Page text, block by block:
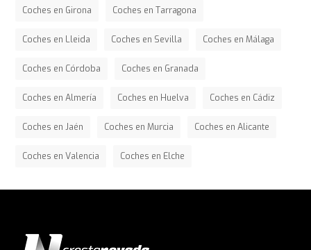
Coches en Girona Coches en Tarragona
Coches en Lleida Coches en Sevilla Coches en Málaga
Coches en Córdoba Coches en Granada
Coches en Almería Coches en Huelva Coches en Cádiz
Coches en Jaén Coches en Murcia Coches en Alicante
Coches en Valencia Coches en Elche